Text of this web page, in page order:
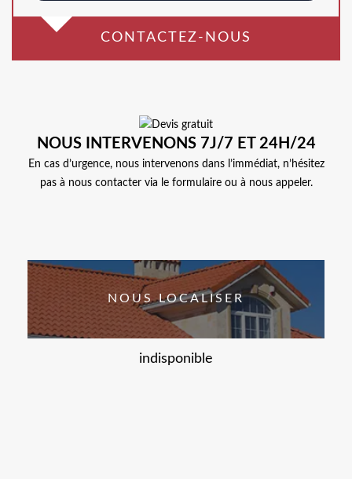
CONTACTEZ-NOUS
NOUS INTERVENONS 7J/7 ET 24H/24
En cas d’urgence, nous intervenons dans l’immédiat, n’hésitez
pas à nous contacter via le formulaire ou à nous appeler.
NOUS LOCALISER
indisponible